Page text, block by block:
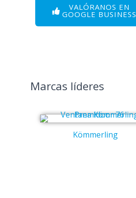
VALÓRANOS EN
GOOGLE BUSINESS
Marcas líderes
Kömmerling